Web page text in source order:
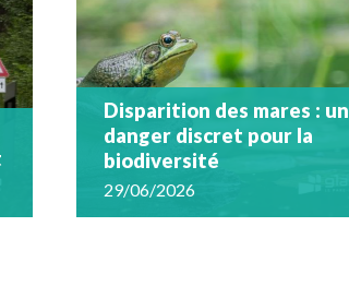
Disparition des mares : un
danger discret pour la
biodiversité
29/06/2026